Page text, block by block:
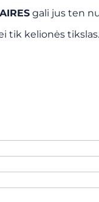
gali jus ten
tik kelionės